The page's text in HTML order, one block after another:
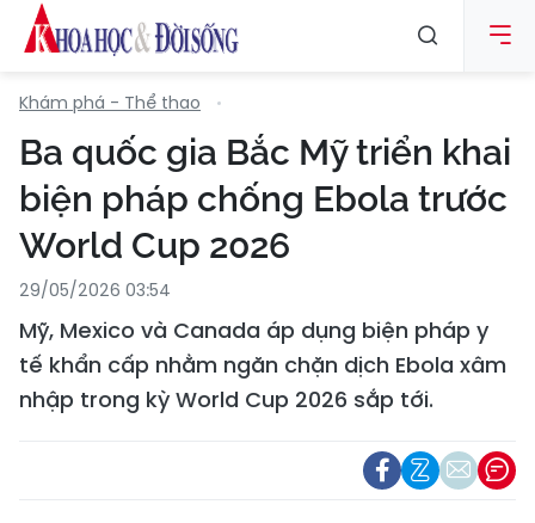
Khám phá - Thể thao
Ba quốc gia Bắc Mỹ triển khai
biện pháp chống Ebola trước
World Cup 2026
29/05/2026 03:54
Mỹ, Mexico và Canada áp dụng biện pháp y
tế khẩn cấp nhằm ngăn chặn dịch Ebola xâm
nhập trong kỳ World Cup 2026 sắp tới.